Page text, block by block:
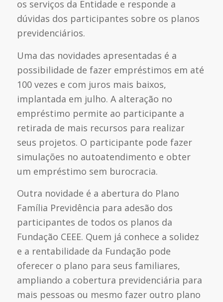
os serviços da Entidade e responde a
dúvidas dos participantes sobre os planos
previdenciários.
Uma das novidades apresentadas é a
possibilidade de fazer empréstimos em até
100 vezes e com juros mais baixos,
implantada em julho. A alteração no
empréstimo permite ao participante a
retirada de mais recursos para realizar
seus projetos. O participante pode fazer
simulações no autoatendimento e obter
um empréstimo sem burocracia.
Outra novidade é a abertura do Plano
Família Previdência para adesão dos
participantes de todos os planos da
Fundação CEEE. Quem já conhece a solidez
e a rentabilidade da Fundação pode
oferecer o plano para seus familiares,
ampliando a cobertura previdenciária para
mais pessoas ou mesmo fazer outro plano